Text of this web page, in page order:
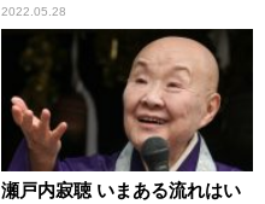
のスクリーンへ
2022.05.28
瀬戸内寂聴 いまある流れはい